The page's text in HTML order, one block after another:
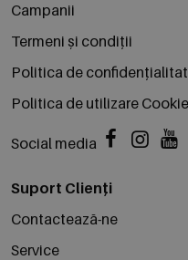
Campanii
Termeni și condiții
Politica de
Politica de utilizare
Social media
Suport Clienți
Contactează-ne
Service